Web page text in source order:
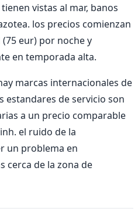
vistas al mar, banos
los precios comienzan
eur) por noche y
en temporada alta.
marcas internacionales de
estandares de servicio son
a un precio comparable
el ruido de la
un problema en
cerca de la zona de